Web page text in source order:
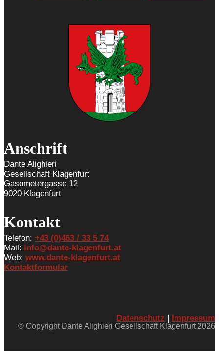
Anschrift
Dante Alighieri
Gesellschaft Klagenfurt
Gasometergasse 12
9020 Klagenfurt
Kontakt
Telefon: +43 (0)463 / 33 5 74
Mail: info@dante-klagenfurt.at
Web: www.dante-klagenfurt.at
Kontaktformular
Datenschutz Impressum
© Copyright Dante Alighieri Gesellschaft Klagenfurt 2026